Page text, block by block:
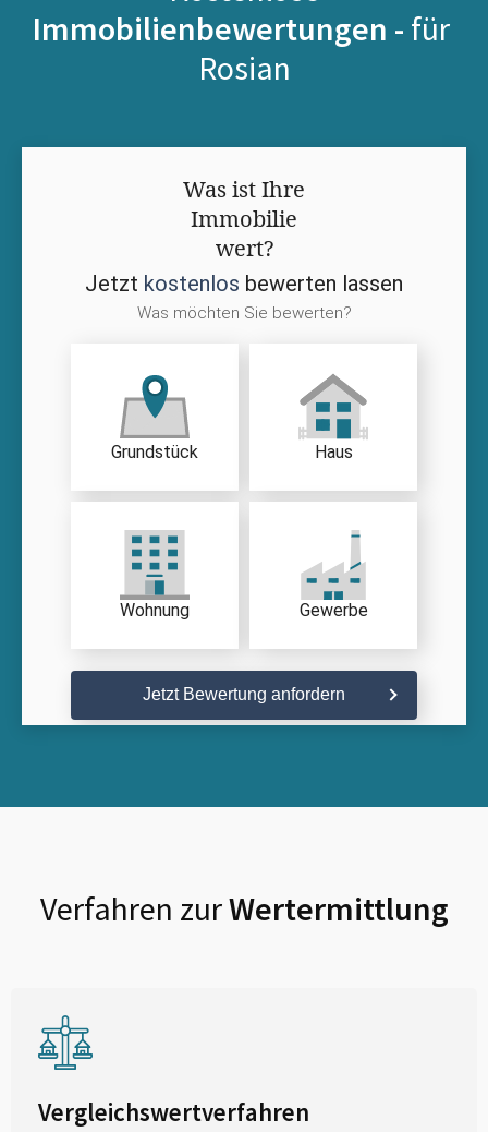
Immobilienbewertungen - für
Rosian
Was ist Ihre
Immobilie
wert?
Jetzt kostenlos bewerten lassen
Was möchten Sie bewerten?
Grundstück Haus
Wohnung Gewerbe
Jetzt Bewertung anfordern
Verfahren zurWertermittlung
Vergleichswertverfahren